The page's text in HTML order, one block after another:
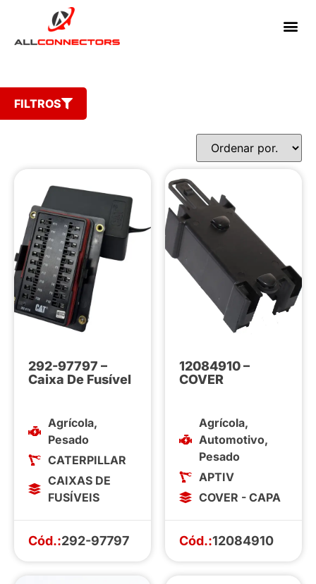
FILTROS
292-97797 –
Caixa De Fusível
Agrícola,
Pesado
CATERPILLAR
CAIXAS DE
FUSÍVEIS
Cód.:292-97797
12084910 –
COVER
Agrícola,
Automotivo,
Pesado
APTIV
COVER - CAPA
Cód.:12084910